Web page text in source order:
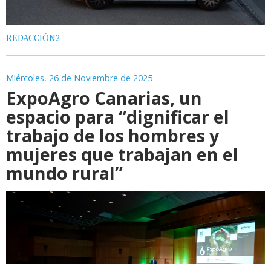
REDACCIÓN2
Miércoles, 26 de Noviembre de 2025
ExpoAgro Canarias, un
espacio para “dignificar el
trabajo de los hombres y
mujeres que trabajan en el
mundo rural”